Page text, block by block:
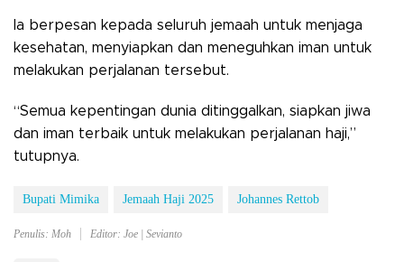
Ia berpesan kepada seluruh jemaah untuk menjaga
kesehatan, menyiapkan dan meneguhkan iman untuk
melakukan perjalanan tersebut.
“Semua kepentingan dunia ditinggalkan, siapkan jiwa
dan iman terbaik untuk melakukan perjalanan haji,”
tutupnya.
Bupati Mimika Jemaah Haji 2025 Johannes Rettob
Penulis: Moh Editor: Joe | Sevianto